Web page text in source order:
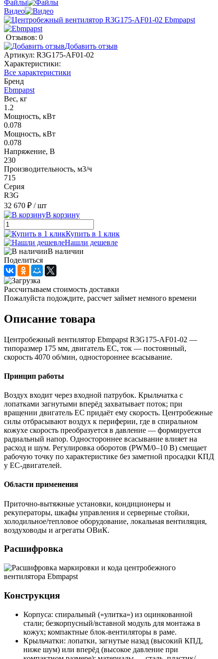
Файлы
Видео
Отзывов: 0
Добавить отзыв
Артикул: R3G175-AF01-02
Характеристики:
Все характеристики
Бренд
Ebmpapst
Вес, кг
1.2
Мощность, кВт
0.078
Мощность, кВт
0.078
Напряжение, В
230
Производительность, м3/ч
715
Серия
R3G
32 670 ₽ / шт
В корзину
Купить в 1 клик
Нашли дешевле
В наличии
Поделиться
Рассчитываем стоимость доставки
Пожалуйста подождите, рассчет займет немного времени
Описание товара
Центробежный вентилятор Ebmpapst R3G175-AF01-02 —
типоразмер 175 мм, двигатель EC, ток — постоянный,
скорость 4070 об/мин, одностороннее всасывание.
Принцип работы
Воздух входит через входной патрубок. Крыльчатка с
лопатками загнутыми вперёд захватывает поток; при
вращении двигатель EC придаёт ему скорость. Центробежные
силы отбрасывают воздух к периферии, где в спиральном
кожухе скорость преобразуется в давление — формируется
радиальный напор. Одностороннее всасывание влияет на
расход и шум. Регулировка оборотов (PWM/0–10 В) смещает
рабочую точку по характеристике без заметной просадки КПД
у EC-двигателей.
Области применения
Приточно-вытяжные установки, кондиционеры и
рекуператоры, шкафы управления и серверные стойки,
холодильное/тепловое оборудование, локальная вентиляция,
воздуховоды и агрегаты ОВиК.
Расшифровка
Конструкция
Корпуса: спиральный («улитка») из оцинкованной
стали; безкорпусный/вставной модуль для монтажа в
кожух; компактные блок-вентиляторы в раме.
Крыльчатки: лопатки, загнутые назад (высокий КПД,
ниже шум) или вперёд (высокое давление при